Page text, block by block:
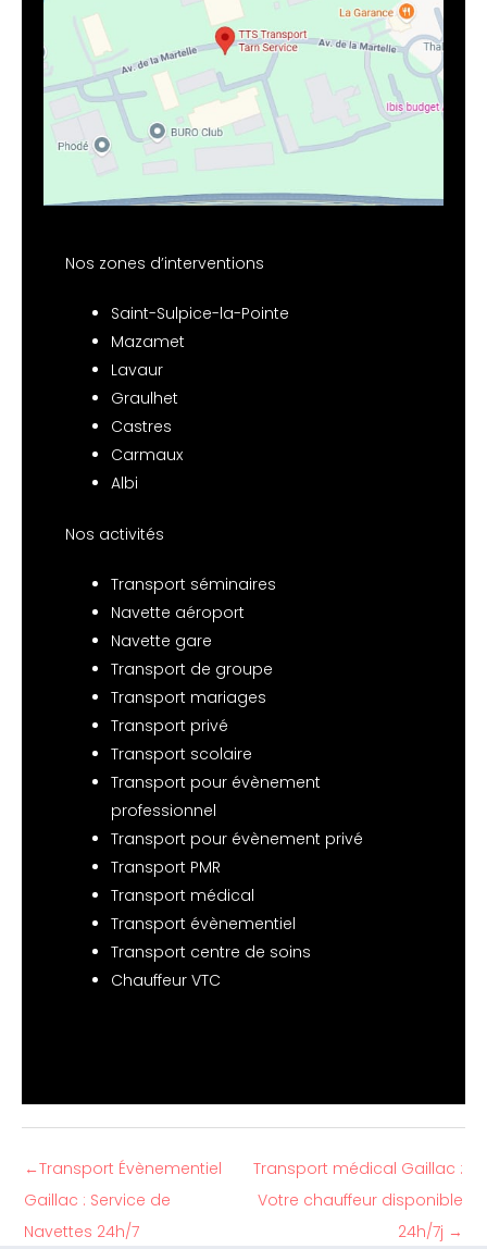
Nos zones d’interventions
Saint-Sulpice-la-Pointe
Mazamet
Lavaur
Graulhet
Castres
Carmaux
Albi
Nos activités
Transport séminaires
Navette aéroport
Navette gare
Transport de groupe
Transport mariages
Transport privé
Transport scolaire
Transport pour évènement
professionnel
Transport pour évènement privé
Transport PMR
Transport médical
Transport évènementiel
Transport centre de soins
Chauffeur VTC
←Transport Évènementiel
Gaillac : Service de
Navettes 24h/7
Transport médical Gaillac :
Votre chauffeur disponible
24h/7j →